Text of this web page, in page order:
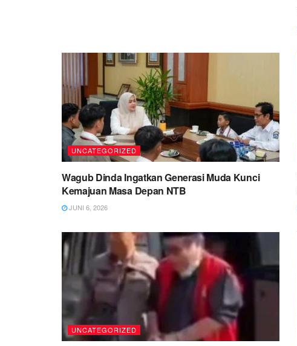
UNCATEGORIZED
Wagub Dinda Ingatkan Generasi Muda Kunci
Kemajuan Masa Depan NTB
JUNI 6, 2026
UNCATEGORIZED